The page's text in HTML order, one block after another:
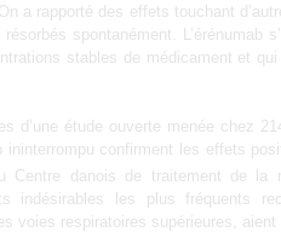
a rapporté des effets touchant
spontanément. L’érénumab
stables de médicament et
d’une étude ouverte menée chez
ininterrompu confirment les effets
Centre danois de traitement de la
indésirables les plus fréquents
voies respiratoires supérieures,